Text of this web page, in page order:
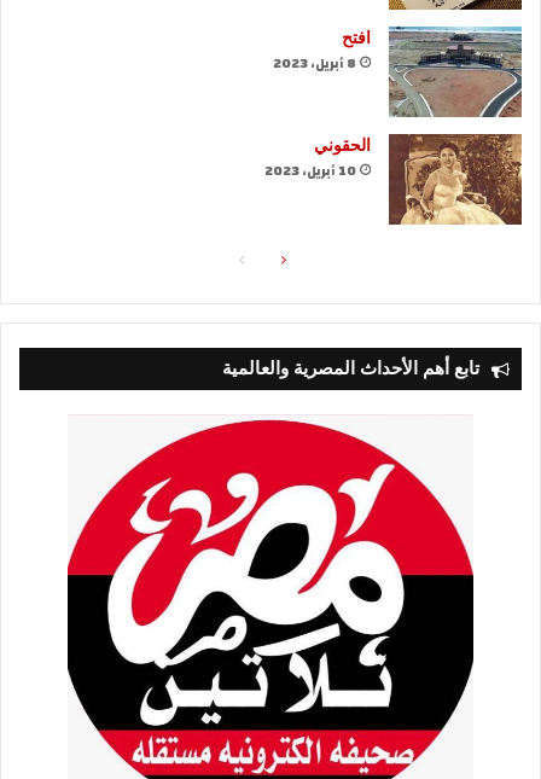
افتح
8 أبريل، 2023
الحقوني
10 أبريل، 2023
الصفحةالصفحة
تابع أهم الأحداث المصرية والعالمية